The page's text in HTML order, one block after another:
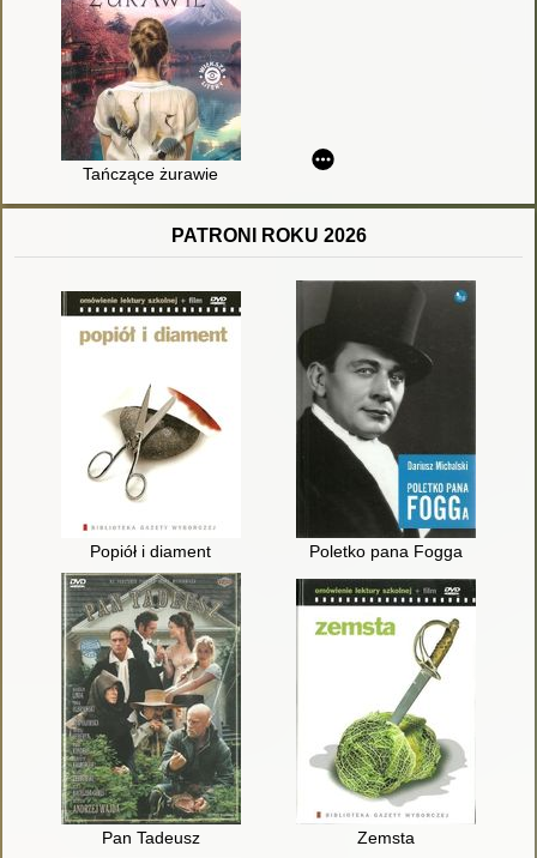
Tańczące żurawie
PATRONI ROKU 2026
Popiół i diament Poletko pana Fogga
Pan Tadeusz Zemsta